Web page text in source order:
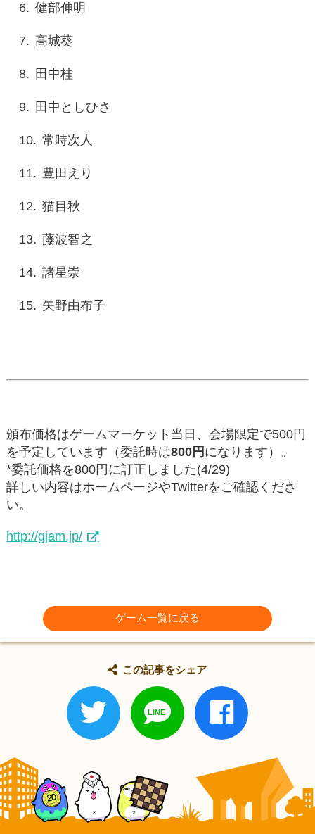
健部伸明
高城葵
田中桂
田中としひさ
常時次人
豊田えり
猫目秋
藤波智之
諸星崇
矢野由布子
頒布価格はゲームマーケット当日、会場限定で500円
を予定しています（委託時は800円になります）。
*委託価格を800円に訂正しました(4/29)
詳しい内容はホームページやTwitterをご確認くださ
い。
http://gjam.jp/
ゲーム一覧に戻る
この記事をシェア